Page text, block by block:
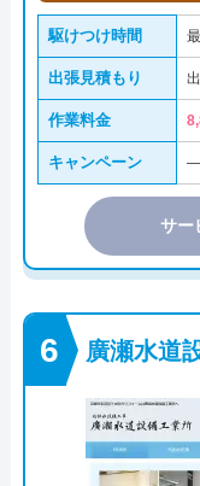
駆けつけ時間
出張見積もり
作業料金
キャンペーン ―
サー
廣瀬水道